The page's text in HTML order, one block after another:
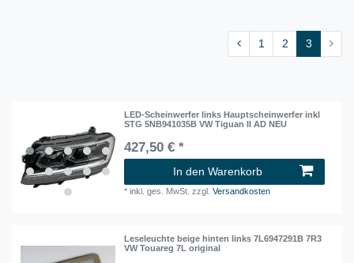
1 2 3
LED-Scheinwerfer links Hauptscheinwerfer inkl
STG 5NB941035B VW Tiguan II AD NEU
427,50 € *
In den Warenkorb
*inkl. ges. MwSt. zzgl.Versandkosten
Leseleuchte beige hinten links 7L6947291B 7R3
VW Touareg 7L original